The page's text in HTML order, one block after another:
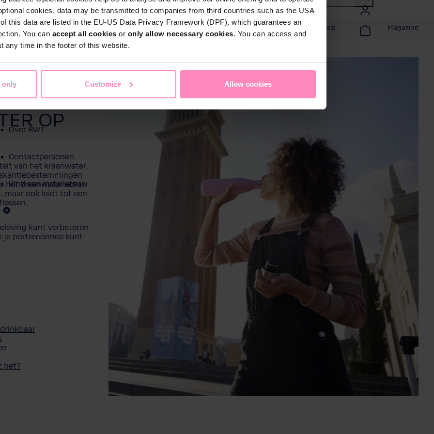
cookies, data may be transmitted to companies from third countries such as the USA
this data are listed in the EU-US Data Privacy Framework (DPF), which guarantees an
You can accept all cookies or only allow necessary cookies. You can access and
any time in the footer of this website.
only Customize Allow cookies
Particulieren
Zakelijke klanten
Over BWT
Contactpersonen
Vind een installateur
Sport & Vrije tijd Acties & Specials Magazine
OP
van het kraanwater,
het kraanwater echter
maar ook leidt tot een
kunt verbeteren
je portemonnee kunt
het?